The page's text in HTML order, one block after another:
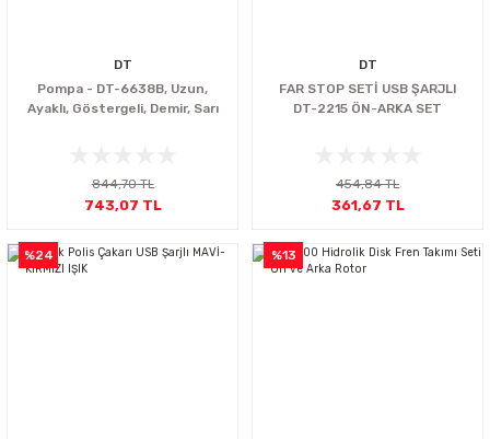
DT
Pompa - DT-6638B, Uzun,
Ayaklı, Göstergeli, Demir, Sarı
844,70 TL
743,07 TL
DT
FAR STOP SETİ USB ŞARJLI
DT-2215 ÖN-ARKA SET
454,84 TL
361,67 TL
%24 %13